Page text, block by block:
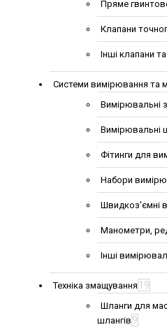
Пряме
Клапани
Інші клапани
Системи вимірювання та
Вимірювальні
Вимірювальні
Фітинги для
Набори
Швидкоз'ємні
Манометри,
Інші
Техніка змащування 19
Шланги для
шлангів 9